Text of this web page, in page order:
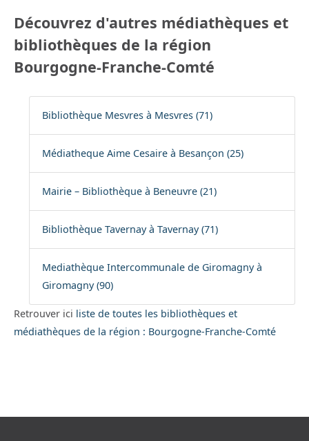
Découvrez d'autres médiathèques et
bibliothèques de la région
Bourgogne-Franche-Comté
Bibliothèque Mesvres à Mesvres (71)
Médiatheque Aime Cesaire à Besançon (25)
Mairie – Bibliothèque à Beneuvre (21)
Bibliothèque Tavernay à Tavernay (71)
Mediathèque Intercommunale de Giromagny à
Giromagny (90)
Retrouver ici liste de toutes les bibliothèques et
médiathèques de la région : Bourgogne-Franche-Comté